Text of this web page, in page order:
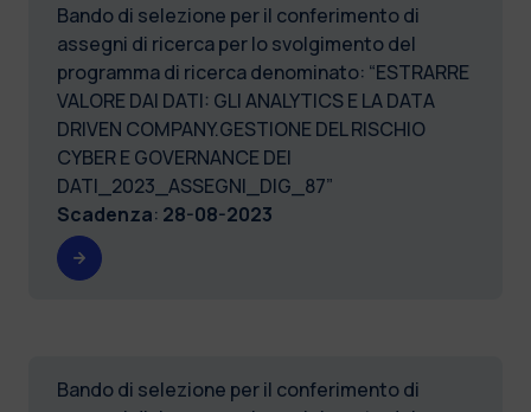
Bando di selezione per il conferimento di
assegni di ricerca per lo svolgimento del
programma di ricerca denominato: “ESTRARRE
VALORE DAI DATI: GLI ANALYTICS E LA DATA
DRIVEN COMPANY.GESTIONE DEL RISCHIO
CYBER E GOVERNANCE DEI
DATI_2023_ASSEGNI_DIG_87”
Scadenza: 28-08-2023
Bando di selezione per il conferimento di